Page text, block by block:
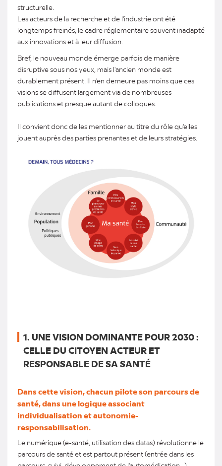
structurelle.
Les acteurs de la recherche et de l'industrie ont été
longtemps freinés, le cadre réglementaire souvent inadapté
aux innovations et à leur diffusion.
Bref, le nouveau monde émerge parfois de manière
disruptive sous nos yeux, mais l'ancien monde est
durablement présent. Il n'en demeure pas moins que ces
visions se diffusent largement via de nombreuses
publications et presque autant de colloques.
Il convient donc de les mentionner au titre du rôle qu'elles
jouent auprès des parties prenantes et de leurs stratégies.
1. UNE VISION DOMINANTE POUR 2030 :
CELLE DU CITOYEN ACTEUR ET
RESPONSABLE DE SA SANTÉ
Dans cette vision, chacun pilote son parcours de
santé, dans une logique associant
individualisation et autonomie-
responsabilisation.
Le numérique (e-santé, utilisation des datas) révolutionne le
parcours de santé et est partout présent (entrée dans les